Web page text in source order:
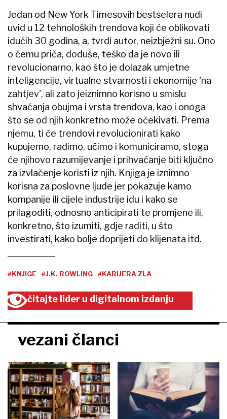
Jedan od New York Timesovih bestselera nudi
uvid u 12 tehnoloških trendova koji će oblikovati
idućih 30 godina, a, tvrdi autor, neizbježni su. Ono
o čemu priča, doduše, teško da je novo ili
revolucionarno, kao što je dolazak umjetne
inteligencije, virtualne stvarnosti i ekonomije 'na
zahtjev', ali zato jeiznimno korisno u smislu
shvaćanja obujma i vrsta trendova, kao i onoga
što se od njih konkretno može očekivati. Prema
njemu, ti će trendovi revolucionirati kako
kupujemo, radimo, učimo i komuniciramo, stoga
će njihovo razumijevanje i prihvaćanje biti ključno
za izvlačenje koristi iz njih. Knjiga je iznimno
korisna za poslovne ljude jer pokazuje kamo
kompanije ili cijele industrije idu i kako se
prilagoditi, odnosno anticipirati te promjene ili,
konkretno, što izumiti, gdje raditi, u što
investirati, kako bolje doprijeti do klijenata itd.
#KNJIGE #J.K. ROWLING #KARIJERA ZLA
čitajte lider u digitalnom izdanju
vezani članci